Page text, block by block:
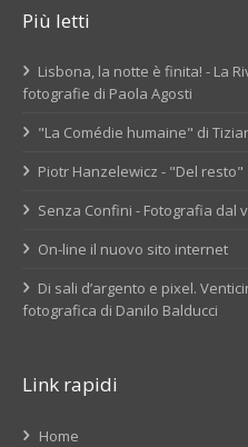
Più letti
Lisbona, la notte è finita! - La
fotografie di Paola Agosti
"La Comédie humaine" di
Piotr Hanzelewicz - "Del resto"
Senza Confini - Fotografia dal
On-line il nuovo sito internet
Di sali d’argento e pixel.
fotografica di Danilo Balducci
Link rapidi
Home